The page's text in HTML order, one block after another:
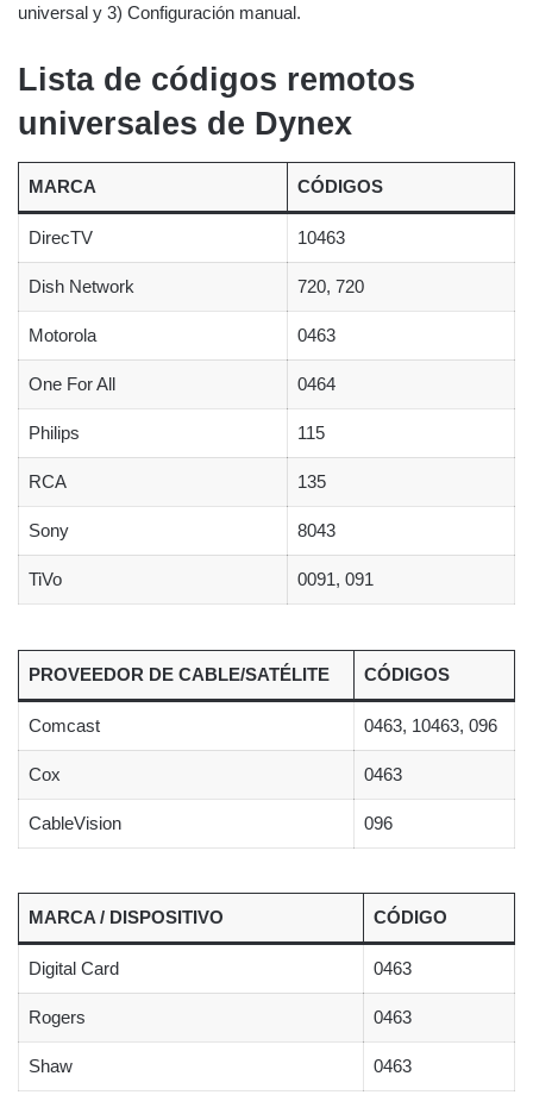
universal y 3) Configuración manual.
Lista de códigos remotos
universales de Dynex
MARCA CÓDIGOS
DirecTV 10463
Dish Network 720, 720
Motorola 0463
One For All 0464
Philips 115
RCA 135
Sony 8043
TiVo 0091, 091
PROVEEDOR DE CABLE/SATÉLITE CÓDIGOS
Comcast 0463, 10463, 096
Cox 0463
CableVision 096
MARCA / DISPOSITIVO CÓDIGO
Digital Card 0463
Rogers 0463
Shaw 0463